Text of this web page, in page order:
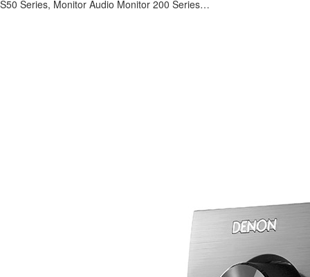
S50 Series, Monitor Audio Monitor 200 Series…